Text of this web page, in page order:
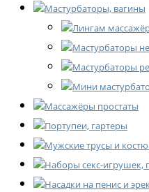
Мастурбаторы, вагины
Лингам
Мастурбаторы
Мастурбаторы
Мини
Массажёры простаты
Портупеи, гартеры
Мужские трусы и
Наборы секс-игрушек,
Насадки на пенис и